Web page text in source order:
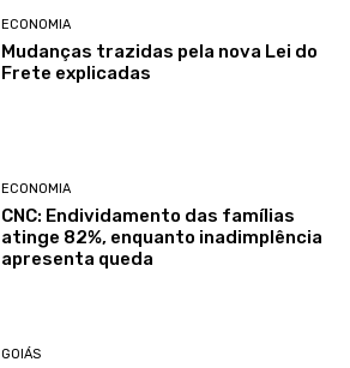
ECONOMIA
Mudanças trazidas pela nova Lei do
Frete explicadas
ECONOMIA
CNC: Endividamento das famílias
atinge 82%, enquanto inadimplência
apresenta queda
GOIÁS